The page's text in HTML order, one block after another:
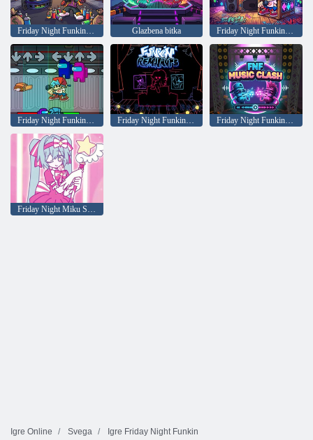
Friday Night Funkin: Philadelphia Mix Glazbena bitka Friday Night Funkin Pixel Box
Friday Night Funkin: Sumnjivo Friday Night Funkin: Ostaci Friday Night Funkin Musical Conflict
Friday Night Miku Sing Repeat now
Igre Online Svega Igre Friday Night Funkin